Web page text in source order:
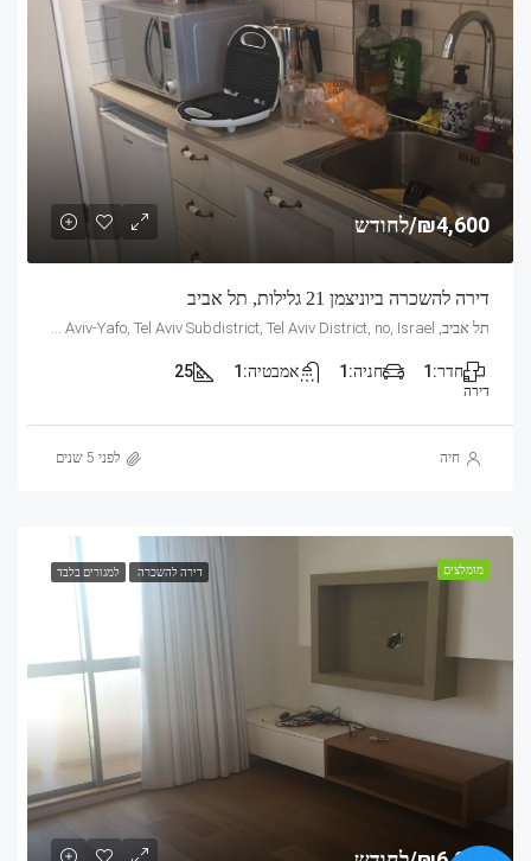
₪4,600/לחודש
דירה להשכרה ביוניצמן 21 גלילות, תל אביב
תל אביב, Mandarin, 21, Yunitsman, Tel Aviv, Glilot, Tel Aviv-Yafo, Tel Aviv Subdistrict, Tel Aviv District, no, Israel
חדר: 1 חניה: 1 אמבטיה: 1
25
דירה
חיה לפני 5 שנים
מומלצים דירה להשכרה למגורים בלבד